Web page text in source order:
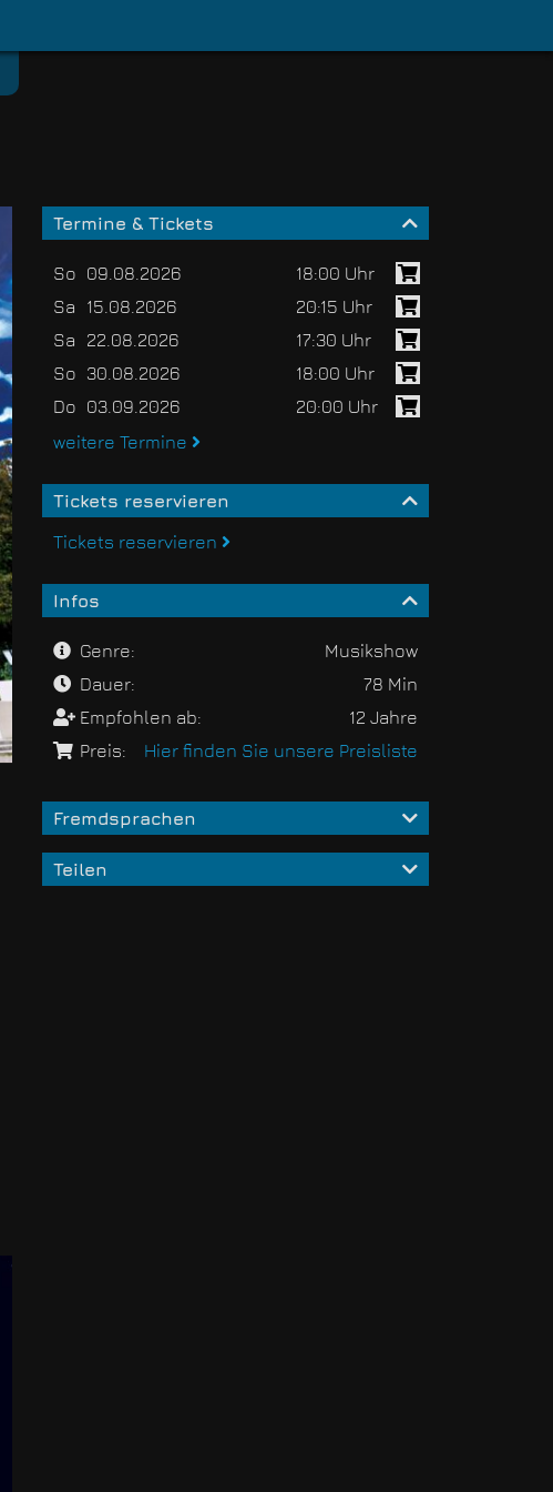
Termine & Tickets
So 09.08.2026
18:00 Uhr
Sa
15.08.2026
20:15 Uhr
Sa
22.08.2026
17:30 Uhr
So
30.08.2026
18:00 Uhr
Do
03.09.2026
20:00 Uhr
weitere Termine
Tickets reservieren
Tickets reservieren
Infos
Genre:
Musikshow
Dauer:
78 Min
Empfohlen ab:
12 Jahre
Preis:
Hier finden Sie unsere Preisliste
Fremdsprachen
Teilen